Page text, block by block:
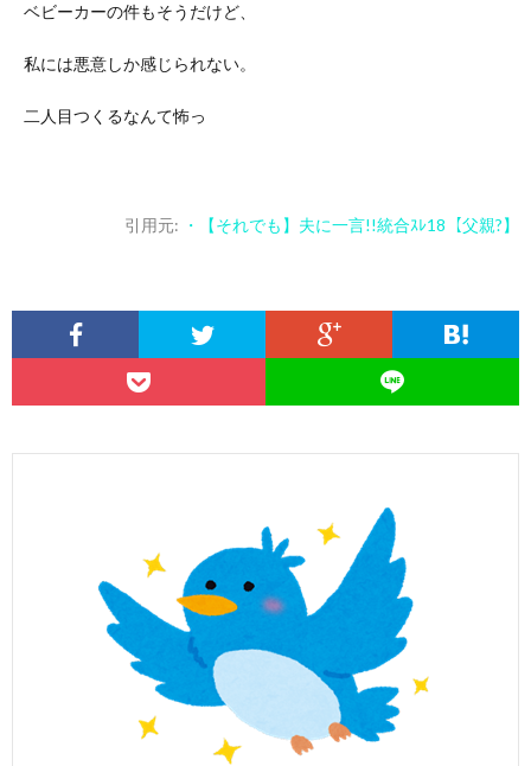
ベビーカーの件もそうだけど、
私には悪意しか感じられない。
二人目つくるなんて怖っ
引用元: ・【それでも】夫に一言!!統合ｽﾚ18【父親?】